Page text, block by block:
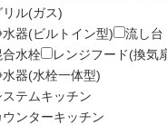
リル(ガス)
水器(ビルトイン型)
流し台
合水栓
レンジフード(換気
水器(水栓一体型)
ステムキッチン
ウンターキッチン